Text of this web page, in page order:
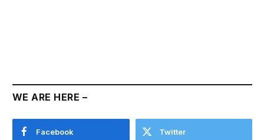
WE ARE HERE –
Facebook Twitter